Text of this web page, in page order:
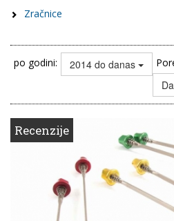
Zračnice
po godini: 2014 do danas
Recenzije